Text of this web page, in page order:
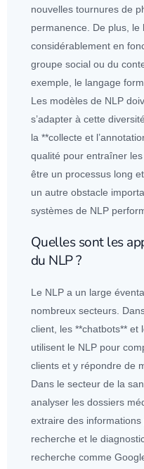
nouvelles tournures de
permanence. De plus,
considérablement en
groupe social ou du
exemple, le langage
Les modèles de NLP
s’adapter à cette
la **collecte et
qualité pour entraîner
être un processus long
un autre obstacle
systèmes de NLP
Quelles sont les
du NLP ?
Le NLP a un large
nombreux secteurs.
client, les **chatbots** et
utilisent le NLP pour
clients et y répondre de
Dans le secteur de la
analyser les dossiers
extraire des
recherche et le
recherche comme